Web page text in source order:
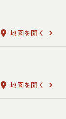
地図を開く
地図を開く